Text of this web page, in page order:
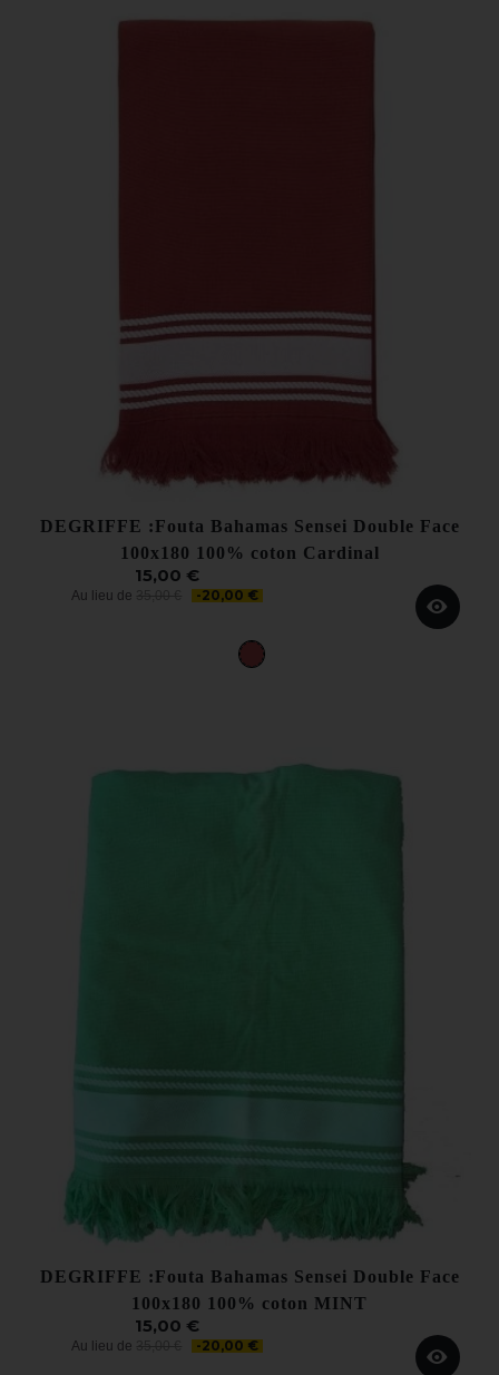
DEGRIFFE :Fouta Bahamas Sensei Double Face
100x180 100% coton Cardinal
15,00 €
Au lieu de -20,00 €
DEGRIFFE :Fouta Bahamas Sensei Double Face
100x180 100% coton MINT
15,00 €
Au lieu de -20,00 €